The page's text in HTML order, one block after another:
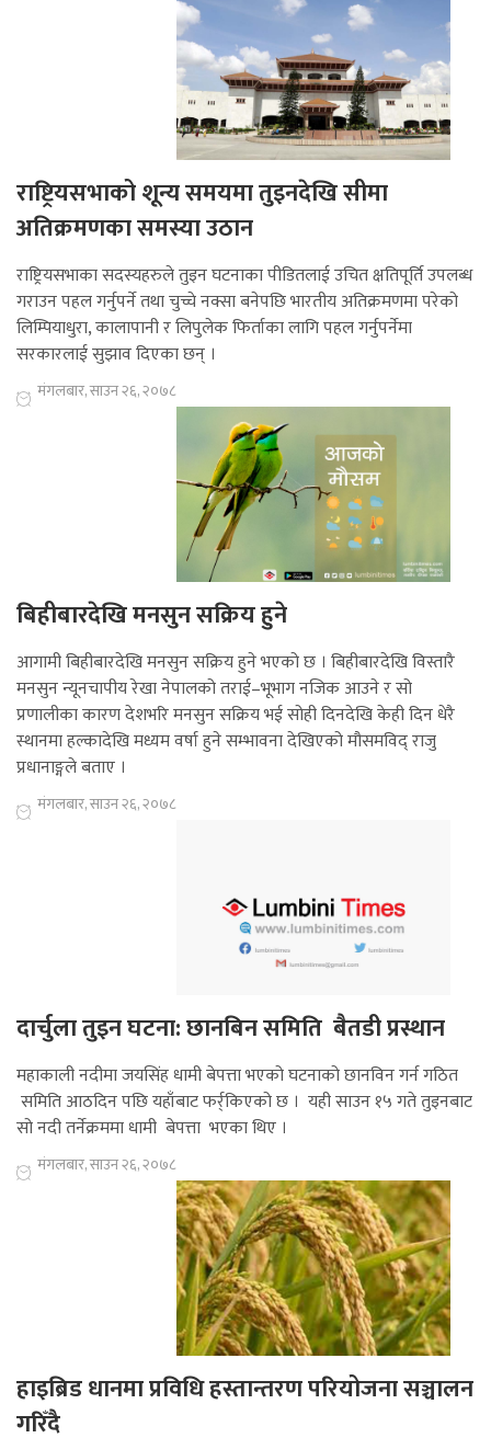
राष्ट्रियसभाको शून्य समयमा तुइनदेखि सीमा
अतिक्रमणका समस्या उठान
राष्ट्रियसभाका सदस्यहरुले तुइन घटनाका पीडितलाई उचित क्षतिपूर्ति उपलब्ध
गराउन पहल गर्नुपर्ने तथा चुच्चे नक्सा बनेपछि भारतीय अतिक्रमणमा परेको
लिम्पियाधुरा, कालापानी र लिपुलेक फिर्ताका लागि पहल गर्नुपर्नेमा
सरकारलाई सुझाव दिएका छन् ।
मंगलबार, साउन २६, २०७८
बिहीबारदेखि मनसुन सक्रिय हुने
आगामी बिहीबारदेखि मनसुन सक्रिय हुने भएको छ । बिहीबारदेखि विस्तारै
मनसुन न्यूनचापीय रेखा नेपालको तराई–भूभाग नजिक आउने र सो
प्रणालीका कारण देशभरि मनसुन सक्रिय भई सोही दिनदेखि केही दिन धेरै
स्थानमा हल्कादेखि मध्यम वर्षा हुने सम्भावना देखिएको मौसमविद् राजु
प्रधानाङ्गले बताए ।
मंगलबार, साउन २६, २०७८
दार्चुला तुइन घटना: छानबिन समिति बैतडी प्रस्थान
महाकाली नदीमा जयसिंह धामी बेपत्ता भएको घटनाको छानविन गर्न गठित
समिति आठदिन पछि यहाँबाट फर्र्किएको छ । यही साउन १५ गते तुइनबाट
सो नदी तर्नेक्रममा धामी बेपत्ता भएका थिए ।
मंगलबार, साउन २६, २०७८
हाइब्रिड धानमा प्रविधि हस्तान्तरण परियोजना सञ्चालन
गरिँदै